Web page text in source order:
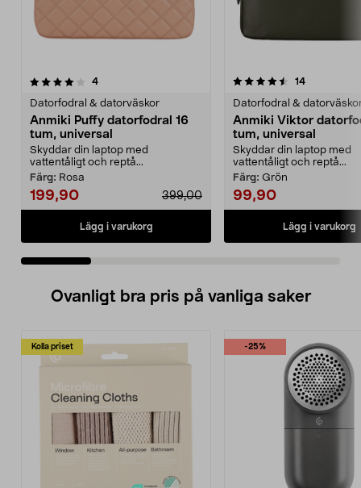
4recensioner
Datorfodral & datorväskor
Anmiki Puffy datorfodral 16
tum, universal
Skyddar din laptop med
vattentåligt och reptå...
Färg: Rosa
199,90 399,00
Lägg i varukorg
4.5 av 5 stjärnor 14recensioner
Datorfodral &
Anmiki Viktor
tum, universal
Skyddar din laptop med
vattentåligt och reptå...
Färg: Grön
99,90
Lägg i varukorg
4.0 av 5 stjärnor
Ovanligt bra pris på vanliga saker
Kolla priset -25%